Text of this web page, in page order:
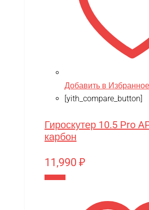
Добавить в Избранное
[yith_compare_button]
Гироскутер 10.5 Pro
карбон
11,990 ₽